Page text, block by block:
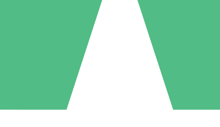
nach Bedarf mit Download-Credits. Keine monatliche Verpflichtung